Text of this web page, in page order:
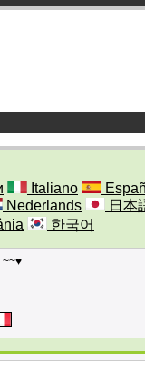
Italiano
Nederlands
日本
한국어
~~♥